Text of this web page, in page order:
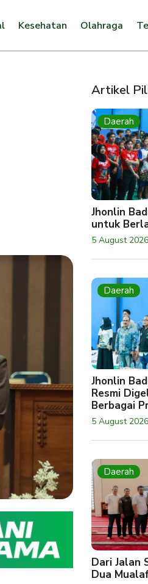
Kesehatan Olahraga
Artikel
Daerah
Jhonlin
untuk
5 August 2026
Daerah
Jhonlin
Resmi
Berbagai
5 August 2026
Daerah
Dari Jalan
Dua